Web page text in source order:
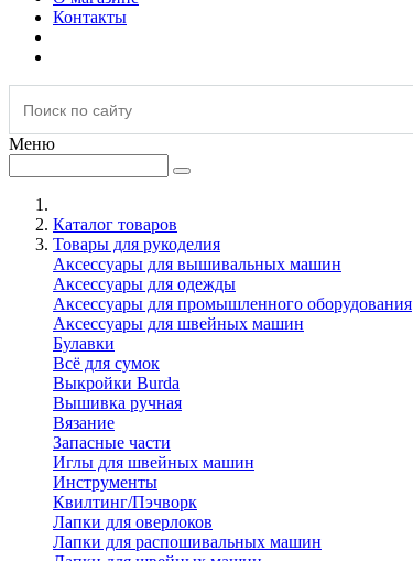
Контакты
Меню
Каталог товаров
Товары для рукоделия
Аксессуары для вышивальных машин
Аксессуары для одежды
Аксессуары для промышленного оборудования
Аксессуары для швейных машин
Булавки
Всё для сумок
Выкройки Burda
Вышивка ручная
Вязание
Запасные части
Иглы для швейных машин
Инструменты
Квилтинг/Пэчворк
Лапки для оверлоков
Лапки для распошивальных машин